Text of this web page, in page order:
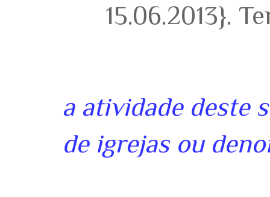
15.06.2013}.
a atividade deste
de igrejas ou